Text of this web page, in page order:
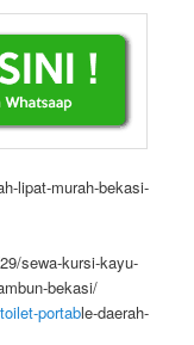
lipat-murah-bekasi-
sewa-kursi-kayu-
bekasi/
portable-daerah-